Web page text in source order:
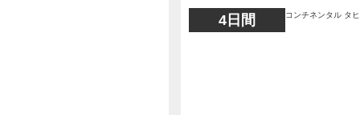
4日間